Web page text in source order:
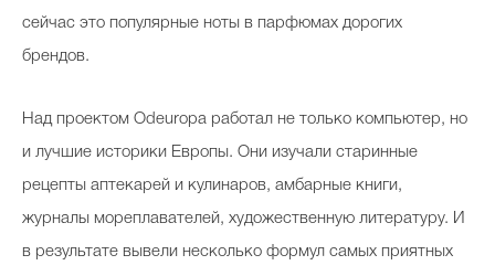
сейчас это популярные ноты в парфюмах дорогих
брендов.
Над проектом Odeuropa работал не только компьютер, но
и лучшие историки Европы. Они изучали старинные
рецепты аптекарей и кулинаров, амбарные книги,
журналы мореплавателей, художественную литературу. И
в результате вывели несколько формул самых приятных